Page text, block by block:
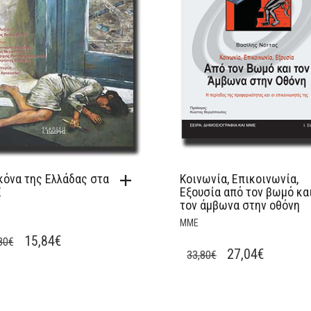
της Ελλάδας στα
€
ORIGINAL
15,84€CURRENT
Κοινωνία, Επικοινωνία,
Εξουσία από τον βωμό
τον άμβωνα στην οθόνη
ΜΜΕ
33,80€
ORIGINAL
27,04€CURRENT